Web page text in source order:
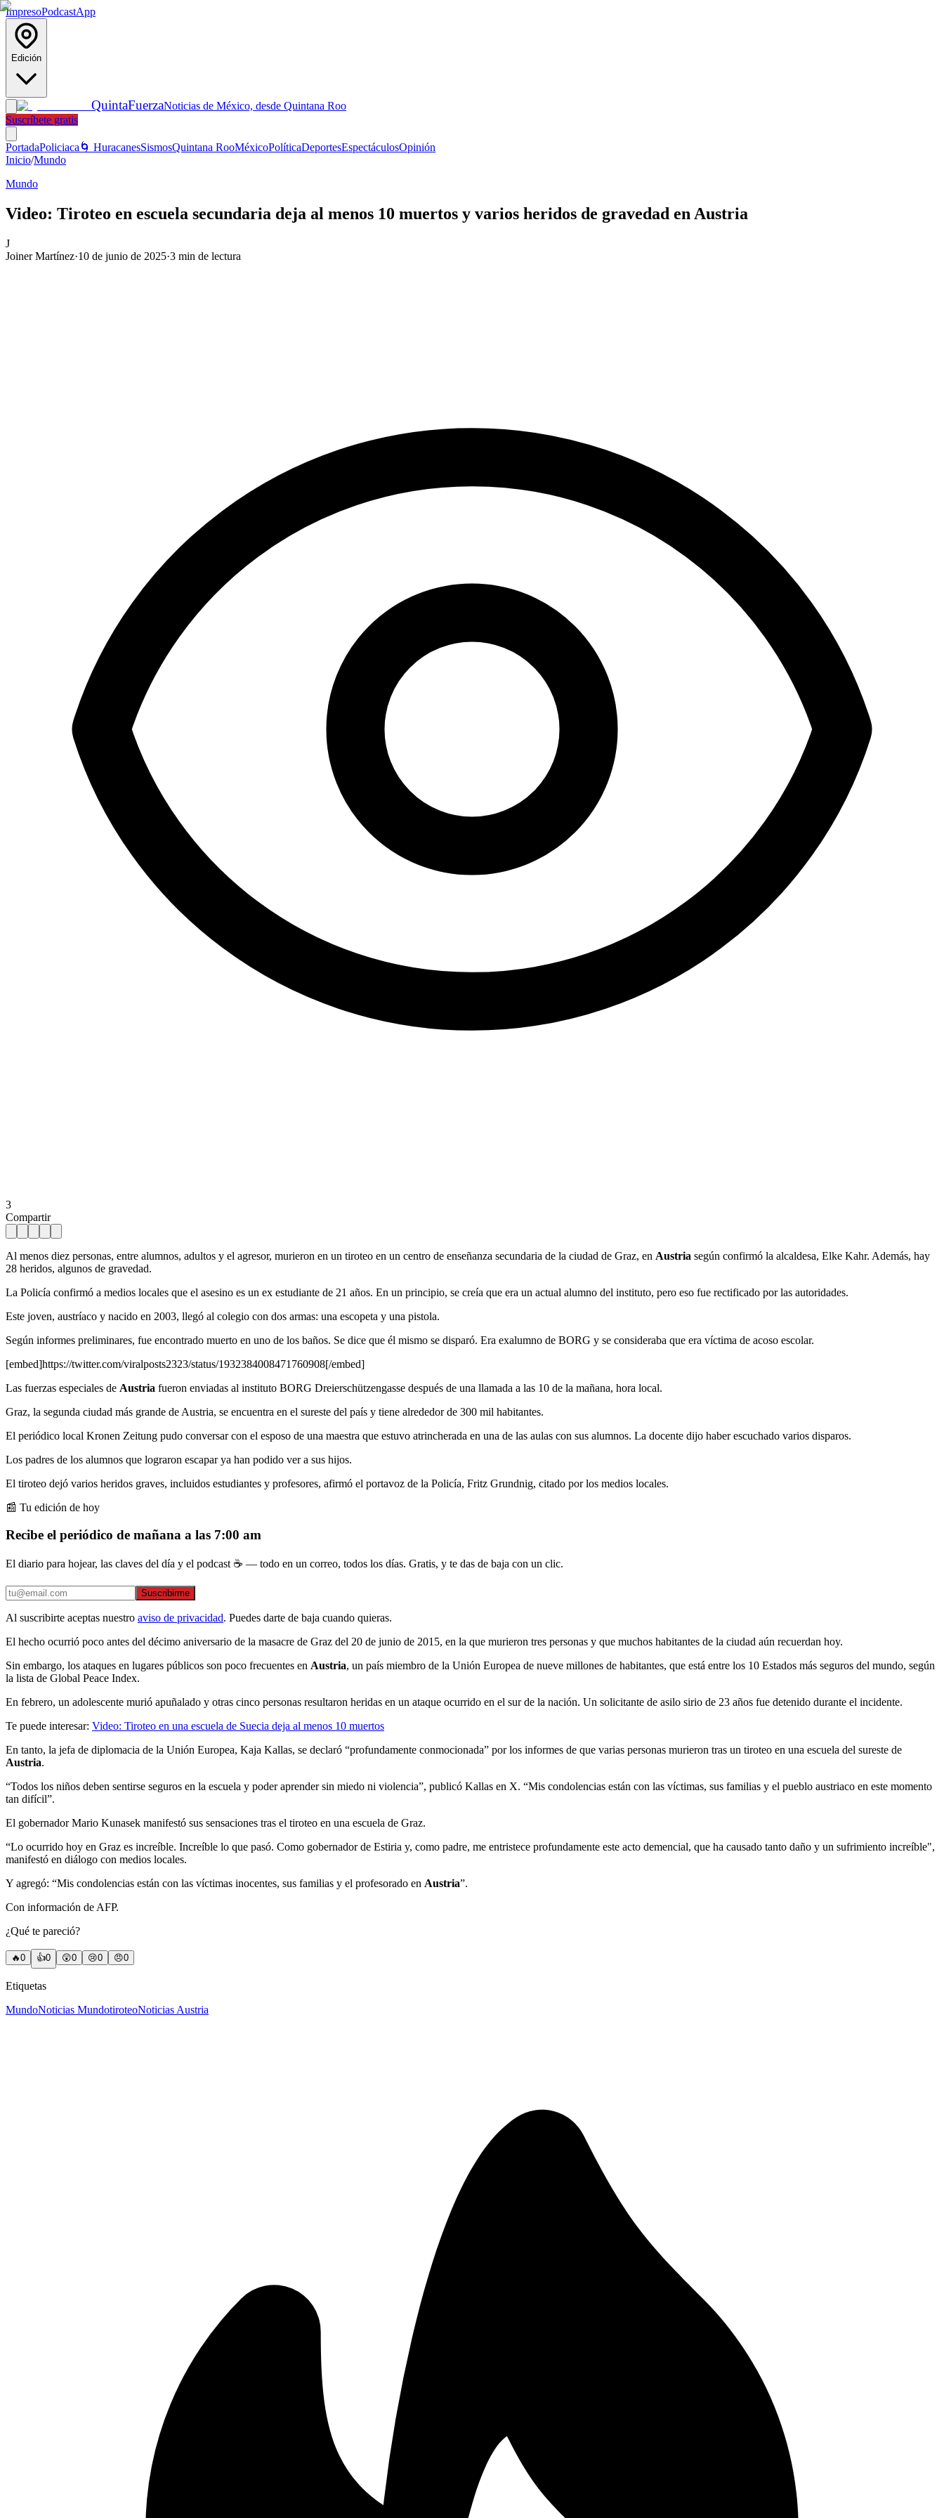
ImpresoPodcastApp
Edición
QuintaFuerzaNoticias de México, desde Quintana Roo
Suscríbete gratis
PortadaPoliciaca 🌀 HuracanesSismosQuintana RooMéxicoPolíticaDeportesEspectáculosOpinión
Inicio/Mundo
Mundo
Video: Tiroteo en escuela secundaria deja al menos 10 muertos y varios heridos de gravedad en Austria
J
Joiner Martínez·10 de junio de 2025·3 min de lectura
3
Compartir
Al menos diez personas, entre alumnos, adultos y el agresor, murieron en un tiroteo en un centro de enseñanza secundaria de la ciudad de Graz, en Austria según confirmó la alcaldesa, Elke Kahr. Además, hay
28 heridos, algunos de gravedad.
La Policía confirmó a medios locales que el asesino es un ex estudiante de 21 años. En un principio, se creía que era un actual alumno del instituto, pero eso fue rectificado por las autoridades.
Este joven, austríaco y nacido en 2003, llegó al colegio con dos armas: una escopeta y una pistola.
Según informes preliminares, fue encontrado muerto en uno de los baños. Se dice que él mismo se disparó. Era exalumno de BORG y se consideraba que era víctima de acoso escolar.
[embed]https://twitter.com/viralposts2323/status/1932384008471760908[/embed]
Las fuerzas especiales de Austria fueron enviadas al instituto BORG Dreierschützengasse después de una llamada a las 10 de la mañana, hora local.
Graz, la segunda ciudad más grande de Austria, se encuentra en el sureste del país y tiene alrededor de 300 mil habitantes.
El periódico local Kronen Zeitung pudo conversar con el esposo de una maestra que estuvo atrincherada en una de las aulas con sus alumnos. La docente dijo haber escuchado varios disparos.
Los padres de los alumnos que lograron escapar ya han podido ver a sus hijos.
El tiroteo dejó varios heridos graves, incluidos estudiantes y profesores, afirmó el portavoz de la Policía, Fritz Grundnig, citado por los medios locales.
📰 Tu edición de hoy
Recibe el periódico de mañana a las 7:00 am
El diario para hojear, las claves del día y el podcast ☕ — todo en un correo, todos los días. Gratis, y te das de baja con un clic.
Suscribirme
Al suscribirte aceptas nuestro aviso de privacidad. Puedes darte de baja cuando quieras.
El hecho ocurrió poco antes del décimo aniversario de la masacre de Graz del 20 de junio de 2015, en la que murieron tres personas y que muchos habitantes de la ciudad aún recuerdan hoy.
Sin embargo, los ataques en lugares públicos son poco frecuentes en Austria, un país miembro de la Unión Europea de nueve millones de habitantes, que está entre los 10 Estados más seguros del mundo, según
la lista de Global Peace Index.
En febrero, un adolescente murió apuñalado y otras cinco personas resultaron heridas en un ataque ocurrido en el sur de la nación. Un solicitante de asilo sirio de 23 años fue detenido durante el incidente.
Te puede interesar: Video: Tiroteo en una escuela de Suecia deja al menos 10 muertos
En tanto, la jefa de diplomacia de la Unión Europea, Kaja Kallas, se declaró “profundamente conmocionada” por los informes de que varias personas murieron tras un tiroteo en una escuela del sureste de
Austria.
“Todos los niños deben sentirse seguros en la escuela y poder aprender sin miedo ni violencia”, publicó Kallas en X. “Mis condolencias están con las víctimas, sus familias y el pueblo austriaco en este momento
tan difícil”.
El gobernador Mario Kunasek manifestó sus sensaciones tras el tiroteo en una escuela de Graz.
“Lo ocurrido hoy en Graz es increíble. Increíble lo que pasó. Como gobernador de Estiria y, como padre, me entristece profundamente este acto demencial, que ha causado tanto daño y un sufrimiento increíble",
manifestó en diálogo con medios locales.
Y agregó: “Mis condolencias están con las víctimas inocentes, sus familias y el profesorado en Austria”.
Con información de AFP.
¿Qué te pareció?
🔥0 👍0 😲0 😢0 😠0
Etiquetas
MundoNoticias MundotiroteoNoticias Austria